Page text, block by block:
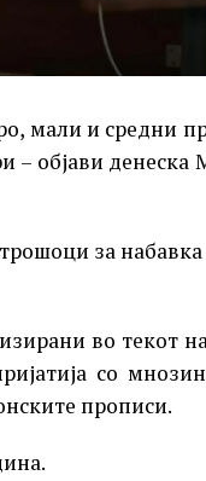
мали и средни
– објави денеска
за
во текот
со
прописи.